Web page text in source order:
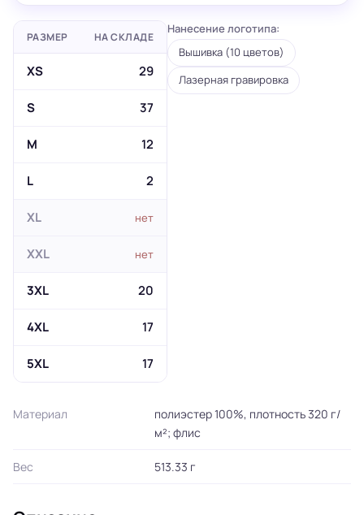
РАЗМЕР НА СКЛАДЕ
XS 29
S 37
M 12
L 2
XL нет
XXL нет
3XL 20
4XL 17
5XL 17
Нанесение логотипа:
Вышивка (10 цветов)
Лазерная гравировка
Материал
полиэстер 100%, плотность 320 г/
м²; флис
Вес 513.33 г